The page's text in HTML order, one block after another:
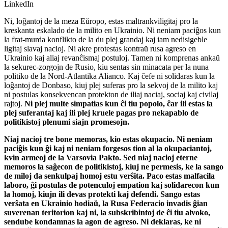
LinkedIn
Ni, loĝantoj de la meza Eŭropo, estas maltrankviligitaj pro la
kreskanta eskalado de la milito en Ukrainio. Ni neniam paciĝos kun
la frat-murda konflikto de la du plej grandaj kaj iam nedisigeble
ligitaj slavaj nacioj. Ni akre protestas kontraŭ rusa agreso en
Ukrainio kaj aliaj revanĉismaj postuloj. Tamen ni komprenas ankaŭ
la sekurec-zorgojn de Rusio, kiu sentas sin minacata per la nuna
politiko de la Nord-Atlantika Alianco. Kaj ĉefe ni solidaras kun la
loĝantoj de Donbaso, kiuj plej suferas pro la sekvoj de la milito kaj
ni postulas konsekvencan protekton de iliaj naciaj, sociaj kaj civilaj
rajtoj. Ni plej multe simpatias kun ĉi tiu popolo, ĉar ili estas la
plej suferantaj kaj ili plej kruele pagas pro nekapablo de
politikistoj plenumi siajn promesojn.
Niaj nacioj tre bone memoras, kio estas okupacio. Ni neniam
paciĝis kun ĝi kaj ni neniam forgesos tion al la okupaciantoj,
kvin armeoj de la Varsovia Pakto. Sed niaj nacioj eterne
memoros la saĝecon de politikistoj, kiuj ne permesis, ke la sango
de miloj da senkulpaj homoj estu verŝita. Paco estas malfacila
laboro, ĝi postulas de potenculoj empation kaj solidarecon kun
la homoj, kiujn ili devas protekti kaj defendi. Sango estas
verŝata en Ukrainio hodiaŭ, la Rusa Federacio invadis ĝian
suverenan teritorion kaj ni, la subskribintoj de ĉi tiu alvoko,
sendube kondamnas la agon de agreso. Ni deklaras, ke ni